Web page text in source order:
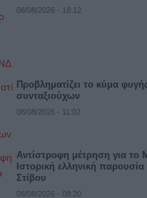
08/08/2026 - 18:12
Προβληματίζει το κύμα
συνταξιούχων
08/08/2026 - 11:02
Αντίστροφη μέτρηση για το
Ιστορική ελληνική
Στίβου
08/08/2026 - 08:20